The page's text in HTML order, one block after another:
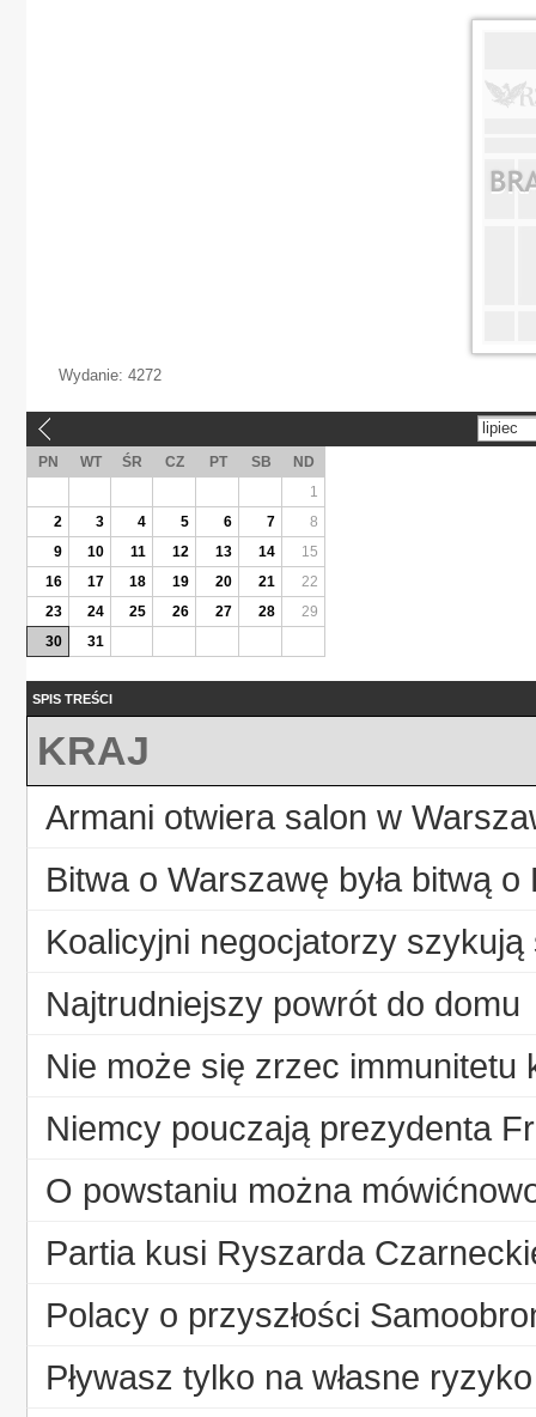
Wydanie: 4272
lipiec
PN WT ŚR CZ PT SB
ND
1
2
3 4 5 6 7
8
9
10 11 12 13 14
15
16
17 18 19 20 21
22
23
24 25 26 27 28
29
30
31
SPIS TREŚCI
KRAJ
Armani otwiera salon w
Bitwa o Warszawę była bitwą o
Koalicyjni negocjatorzy
Najtrudniejszy powrót do domu
Nie może się zrzec
Niemcy pouczają prezydenta
O powstaniu można
Partia kusi Ryszarda
Polacy o przyszłości
Pływasz tylko na własne ryzyko